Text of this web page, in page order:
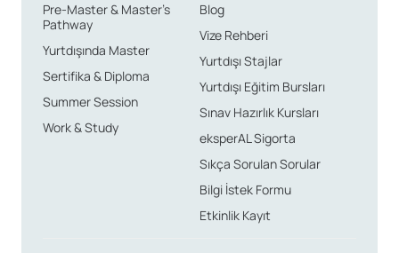
Pre-Master & Master’s
Pathway
Yurtdışında Master
Sertifika & Diploma
Summer Session
Work & Study
Blog
Vize Rehberi
Yurtdışı Stajlar
Yurtdışı Eğitim Bursları
Sınav Hazırlık Kursları
eksperAL Sigorta
Sıkça Sorulan Sorular
Bilgi İstek Formu
Etkinlik Kayıt